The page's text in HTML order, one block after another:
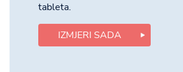
tableta.
IZMJERI SADA